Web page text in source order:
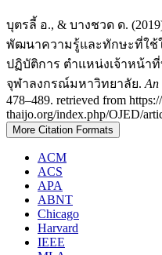
บุตรลี้ อ., & บางชวด ด.
พัฒนาความรู้และทักษะที่ใช้
ปฏิบัติการ ตำแหน่งเจ้าหน้า
จุฬาลงกรณ์มหาวิทยาลัย. An
478–489. retrieved from
thaijo.org/index.php/OJED/
More Citation Formats
ACM
ACS
APA
ABNT
Chicago
Harvard
IEEE